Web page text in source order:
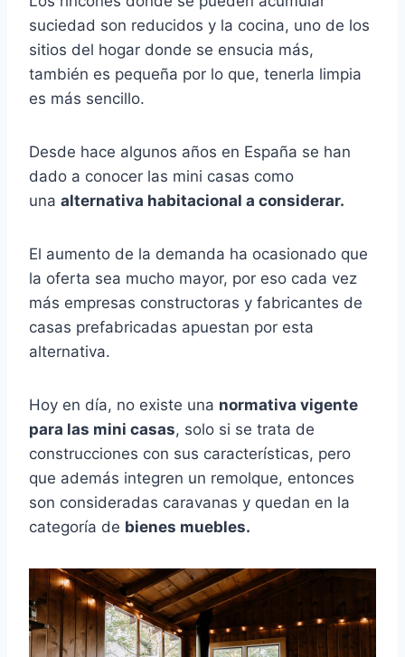
suciedad son reducidos y la cocina, uno de los
sitios del hogar donde se ensucia más,
también es pequeña por lo que, tenerla limpia
es más sencillo.
Desde hace algunos años en España se han
dado a conocer las mini casas como
una alternativa habitacional a considerar.
El aumento de la demanda ha ocasionado que
la oferta sea mucho mayor, por eso cada vez
más empresas constructoras y fabricantes de
casas prefabricadas apuestan por esta
alternativa.
Hoy en día, no existe una normativa vigente
para las mini casas, solo si se trata de
construcciones con sus características, pero
que además integren un remolque, entonces
son consideradas caravanas y quedan en la
categoría de bienes muebles.